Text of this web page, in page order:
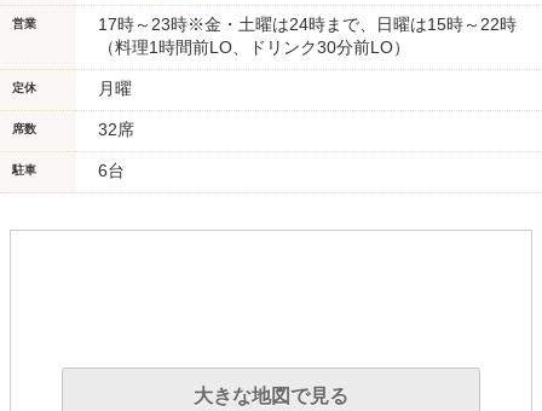
営業
17時～23時※金・土曜は24時まで、日曜は15時～22時
（料理1時間前LO、ドリンク30分前LO）
定休 月曜
席数 32席
駐車 6台
大きな地図で見る